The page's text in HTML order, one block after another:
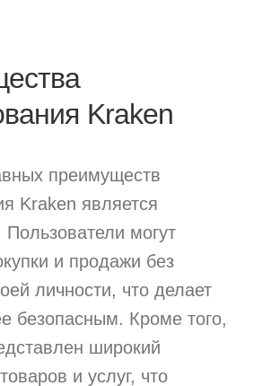
Kraken
преимуществ
Kraken является
Пользователи могут
и продажи без
личности, что делает
безопасным. Кроме того,
широкий
и услуг, что